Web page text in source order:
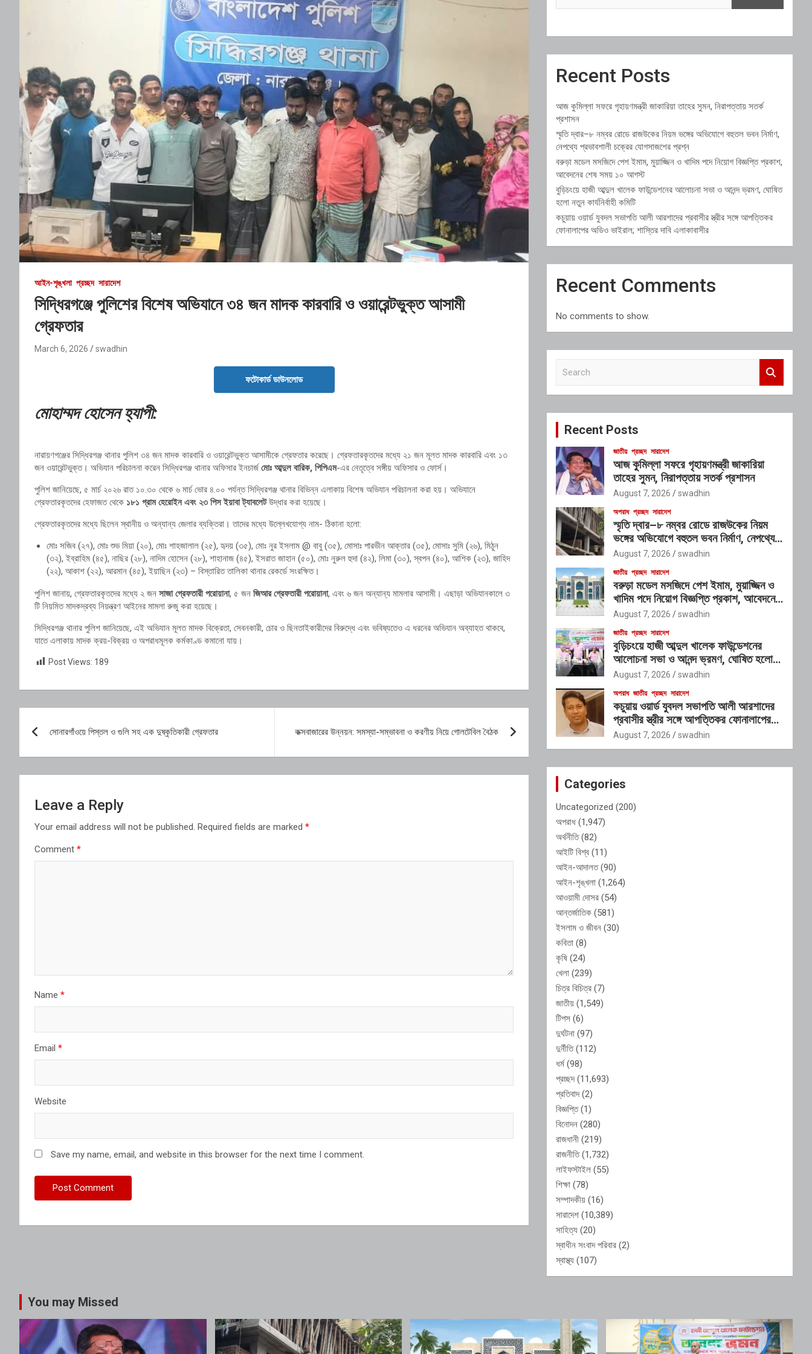
আইন-শৃঙ্খলা প্রচ্ছদ সারাদেশ
সিদ্ধিরগঞ্জে পুলিশের বিশেষ অভিযানে ৩৪ জন মাদক কারবারি ও ওয়ারেন্টভুক্ত আসামী
গ্রেফতার
March 6, 2026 swadhin
ফটোকার্ড ডাউনলোড
মোহাম্মদ হোসেন হ্যাপী:
নারায়ণগঞ্জের সিদ্ধিরগঞ্জ থানার পুলিশ ৩৪ জন মাদক কারবারি ও ওয়ারেন্টভুক্ত আসামীকে গ্রেফতার করেছে। গ্রেফতারকৃতদের মধ্যে ২১ জন মূলত মাদক কারবারি এবং ১৩
জন ওয়ারেন্টভুক্ত। অভিযান পরিচালনা করেন সিদ্ধিরগঞ্জ থানার অফিসার ইনচার্জমোঃ আব্দুল বারিক, পিপিএম-এর নেতৃত্বে সঙ্গীয় অফিসার ও ফোর্স।
পুলিশ জানিয়েছে, ৫ মার্চ ২০২৬ রাত ১০.৩০ থেকে ৬ মার্চ ভোর ৪.০০ পর্যন্ত সিদ্ধিরগঞ্জ থানার বিভিন্ন এলাকায় বিশেষ অভিযান পরিচালনা করা হয়। অভিযানে
গ্রেফতারকৃতদের হেফাজত থেকে ১৮১ গ্রাম হেরোইন এবং ২৩ পিস ইয়াবা ট্যাবলেটউদ্ধার করা হয়েছে।
গ্রেফতারকৃতদের মধ্যে ছিলেন স্থানীয় ও অন্যান্য জেলার ব্যক্তিরা। তাদের মধ্যে উল্লেখযোগ্য নাম- ঠিকানা হলো:
মোঃ সজিব (২৭), মোঃ শুভ মিয়া (২০), মোঃ শাহজালাল (২৫), হৃদয় (৩৫), মোঃ নুর ইসলাম @ বাবু (৩৫), মোসাঃ পারভীন আক্তার (৩৫), মোসাঃ সুমি (২৬), মিঠুন
(৩২), ইব্রাহিম (৪৫), নাছির (২৮), নাদিম হোসেন (২৮), শাহানাজ (৪৫), ইসরাত জাহান (৫০), মোঃ নুরুল হুদা (৪২), লিমা (৩০), স্বপন (৪০), আশিক (২৩), জাহিদ
(২২), আকাশ (২২), আরমান (৪৫), ইয়াছিন (২৩) – বিস্তারিত তালিকা থানার রেকর্ডে সংরক্ষিত।
পুলিশ জানায়, গ্রেফতারকৃতদের মধ্যে ২ জন সাজা গ্রেফতারী পরোয়ানা, ৫ জন জিআর গ্রেফতারী পরোয়ানা, এবং ৬ জন অন্যান্য মামলার আসামী। এছাড়া অভিযানকালে ৩
টি নিয়মিত মাদকদ্রব্য নিয়ন্ত্রণ আইনের মামলা রুজু করা হয়েছে।
সিদ্ধিরগঞ্জ থানার পুলিশ জানিয়েছে, এই অভিযান মূলত মাদক বিক্রেতা, সেবনকারী, চোর ও ছিনতাইকারীদের বিরুদ্ধে এবং ভবিষ্যতেও এ ধরনের অভিযান অব্যাহত থাকবে,
যাতে এলাকায় মাদক ক্রয়-বিক্রয় ও অপরাধমূলক কর্মকাণ্ড কমানো যায়।
Post Views: 189
navigation
সোনারগাঁওয়ে পিস্তল ও গুলি সহ এক দুষ্কৃতিকারী গ্রেফতার কক্সবাজারের উন্নয়ন: সমস্যা-সম্ভাবনা ও করণীয় নিয়ে গোলটেবিল বৈঠক
Leave a Reply
Your email address will not be published. Required fields are marked *
Comment *
Name *
Email *
Website
Save my name, email, and website in this browser for the next time I comment.
Recent Posts
আজ কুমিল্লা সফরে গৃহায়ণমন্ত্রী জাকারিয়া তাহের সুমন, নিরাপত্তায় সতর্ক
প্রশাসন
স্মৃতি দ্বার–৮ নম্বর রোডে রাজউকের নিয়ম ভঙ্গের অভিযোগে বহুতল ভবন নির্মাণ,
নেপথ্যে প্রভাবশালী চক্রের যোগসাজশের প্রশ্ন
বরুড়া মডেল মসজিদে পেশ ইমাম, মুয়াজ্জিন ও খাদিম পদে নিয়োগ বিজ্ঞপ্তি প্রকাশ,
আবেদনের শেষ সময় ১০ আগস্ট
বুড়িচংয়ে হাজী আব্দুল খালেক ফাউন্ডেশনের আলোচনা সভা ও আনন্দ ভ্রমণ, ঘোষিত
হলো নতুন কার্যনির্বাহী কমিটি
কচুয়ায় ওয়ার্ড যুবদল সভাপতি আলী আরশাদের প্রবাসীর স্ত্রীর সঙ্গে আপত্তিকর
ফোনালাপের অডিও ভাইরাল; শাস্তির দাবি এলাকাবাসীর
Recent Comments
No comments to show.
c
Recent Posts
জাতীয় প্রচ্ছদ সারাদেশ
আজ কুমিল্লা সফরে গৃহায়ণমন্ত্রী জাকারিয়া
তাহের সুমন, নিরাপত্তায় সতর্ক প্রশাসন
August 7, 2026 swadhin
অপরাধ প্রচ্ছদ সারাদেশ
স্মৃতি দ্বার–৮ নম্বর রোডে রাজউকের নিয়ম
ভঙ্গের অভিযোগে বহুতল ভবন নির্মাণ, নেপথ্যে
প্রভাবশালী চক্রের যোগসাজশের প্রশ্ন
August 7, 2026 swadhin
জাতীয় প্রচ্ছদ সারাদেশ
বরুড়া মডেল মসজিদে পেশ ইমাম, মুয়াজ্জিন ও
খাদিম পদে নিয়োগ বিজ্ঞপ্তি প্রকাশ, আবেদনের
শেষ সময় ১০ আগস্ট
August 7, 2026 swadhin
জাতীয় প্রচ্ছদ সারাদেশ
বুড়িচংয়ে হাজী আব্দুল খালেক ফাউন্ডেশনের
আলোচনা সভা ও আনন্দ ভ্রমণ, ঘোষিত হলো
নতুন কার্যনির্বাহী কমিটি
August 7, 2026 swadhin
অপরাধ জাতীয় প্রচ্ছদ সারাদেশ
কচুয়ায় ওয়ার্ড যুবদল সভাপতি আলী আরশাদের
প্রবাসীর স্ত্রীর সঙ্গে আপত্তিকর ফোনালাপের
অডিও ভাইরাল; শাস্তির দাবি এলাকাবাসীর
August 7, 2026 swadhin
Categories
Uncategorized (200)
অপরাধ (1,947)
অর্থনীতি(82)
আইটি বিশ্ব (11)
আইন-আদালত(90)
আইন-শৃঙ্খলা (1,264)
আওয়ামী দোসর (54)
আন্তর্জাতিক (581)
ইসলাম ও জীবন (30)
কবিতা (8)
কৃষি (24)
খেলা (239)
চিত্র বিচিত্র (7)
জাতীয় (1,549)
টিপস (6)
দুর্ঘটনা (97)
দুর্নীতি(112)
ধর্ম(98)
প্রচ্ছদ(11,693)
প্রতিবাদ(2)
বিজ্ঞপ্তি(1)
বিনোদন (280)
রাজধানী (219)
রাজনীতি(1,732)
লাইফস্টাইল (55)
শিক্ষা (78)
সম্পাদকীয় (16)
সারাদেশ (10,389)
সাহিত্য (20)
স্বাধীন সংবাদ পরিবার (2)
স্বাস্থ্য (107)
You may Missed